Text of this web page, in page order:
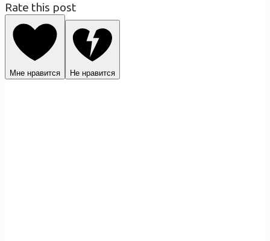
Rate this post
Мне нравится Не нравится